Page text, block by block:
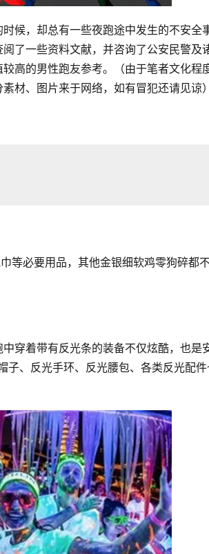
候，却总有一些夜跑途中发生的不安全
了一些资料文献，并咨询了公安民警及
高的男性跑友参考。
（由于笔者文化程
材、图片来于网络，如有冒犯还请见谅
等必要用品，其他金银细软鸡零狗碎都
穿着带有反光条的装备不仅炫酷，也是
子、反光手环、反光腰包、各类反光配